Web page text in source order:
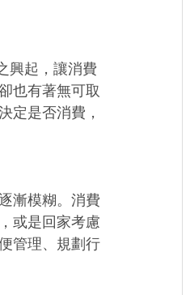
興起，讓消費
也有著無可取
定是否消費，
漸模糊。消費
或是回家考慮
管理、規劃行